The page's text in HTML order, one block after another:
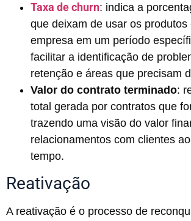
Taxa de churn: indica a
que deixam de usar os
empresa em um período
facilitar a identificação de
retenção e áreas que precisam
Valor do contrato terminado:
total gerada por contratos que
trazendo uma visão do valor
relacionamentos com clientes
tempo.
Reativação
A reativação é o processo de